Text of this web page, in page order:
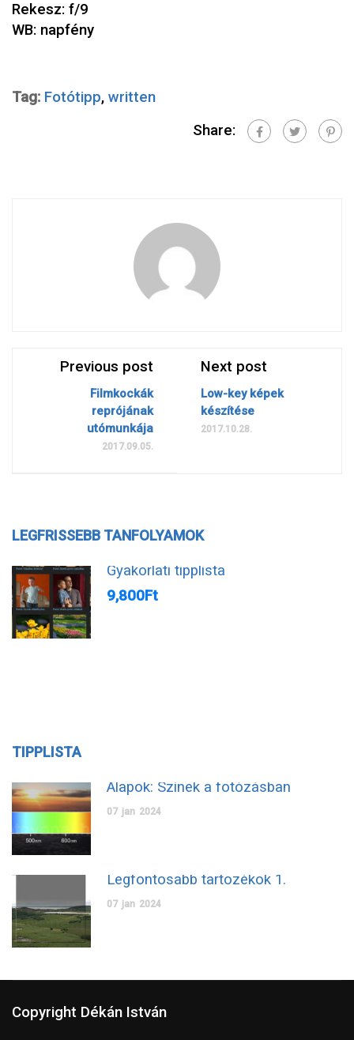
Rekesz: f/9
WB: napfény
Tag: Fotótipp, written
Share:
Previous post
Filmkockák
reprójának
utómunkája
2017.09.05.
Next post
Low-key képek
készítése
2017.10.28.
LEGFRISSEBB TANFOLYAMOK
Gyakorlati tipplista
9,800Ft
TIPPLISTA
Alapok: Színek a fotózásban
07 jan 2024
Legfontosabb tartozékok 1.
07 jan 2024
Copyright Dékán István